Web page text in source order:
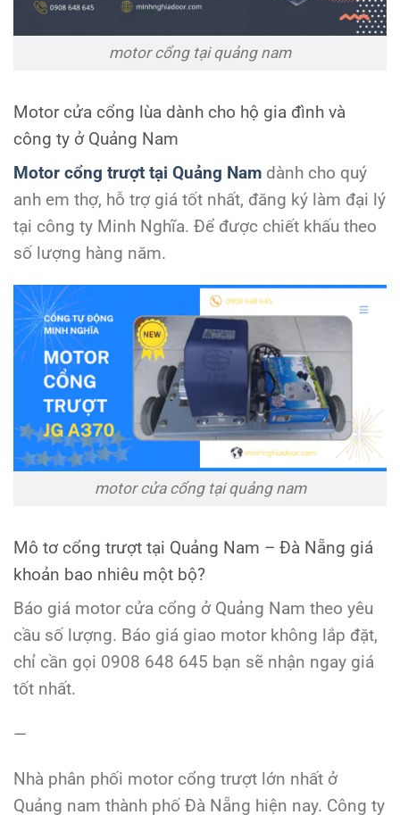
motor cổng tại quảng nam
Motor cửa cổng lùa dành cho hộ gia đình và
công ty ở Quảng Nam
Motor cổng trượt tại Quảng Nam dành cho quý
anh em thợ, hỗ trợ giá tốt nhất, đăng ký làm đại lý
tại công ty Minh Nghĩa. Để được chiết khấu theo
số lượng hàng năm.
motor cửa cổng tại quảng nam
Mô tơ cổng trượt tại Quảng Nam – Đà Nẵng giá
khoản bao nhiêu một bộ?
Báo giá motor cửa cổng ở Quảng Nam theo yêu
cầu số lượng. Báo giá giao motor không lắp đặt,
chỉ cần gọi 0908 648 645 bạn sẽ nhận ngay giá
tốt nhất.
—
Nhà phân phối motor cổng trượt lớn nhất ở
Quảng nam thành phố Đà Nẵng hiện nay. Công ty